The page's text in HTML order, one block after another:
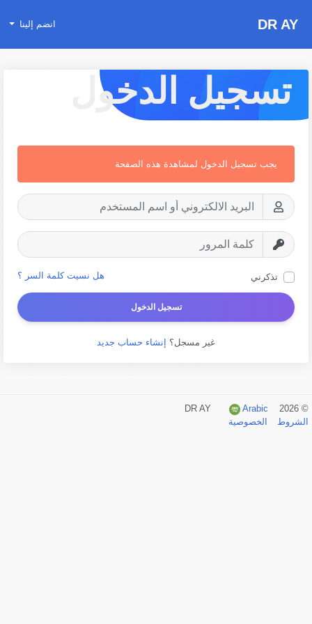
DR AY انضم إلينا
تسجيل الدخول
يجب تسجيل الدخول لمشاهدة هذه الصفحة
تذكرني هل نسيت كلمة السر ؟
تسجيل الدخول
غير مسجل؟ إنشاء حساب جديد
© 2026 DR AY
Arabic
الشروط
الخصوصية